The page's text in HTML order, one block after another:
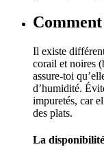
Il existe
corail et noires
assure-toi
d’humidité.
impuretés, car
des plats.
La